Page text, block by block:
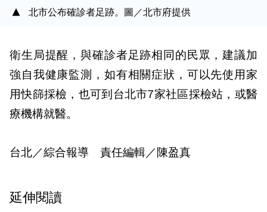
北市公布確診者足跡。圖／北市府提供
衛生局提醒，與確診者足跡相同的民眾，建議加
強自我健康監測，如有相關症狀，可以先使用家
用快篩採檢，也可到台北市7家社區採檢站，或醫
療機構就醫。
台北／綜合報導 責任編輯／陳盈真
延伸閱讀